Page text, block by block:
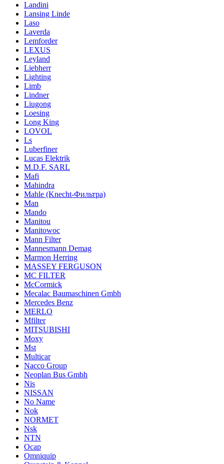
Landini
Lansing Linde
Laso
Laverda
Lemforder
LEXUS
Leyland
Liebherr
Lighting
Limb
Lindner
Liugong
Loesing
Long King
LOVOL
Ls
Luberfiner
Lucas Elektrik
M.D.F. SARL
Mafi
Mahindra
Mahle (Knecht-Фильтра)
Man
Mando
Manitou
Manitowoc
Mann Filter
Mannesmann Demag
Marmon Herring
MASSEY FERGUSON
MC FILTER
McCormick
Mecalac Baumaschinen Gmbh
Mercedes Benz
MERLO
Mfilter
MITSUBISHI
Moxy
Mst
Multicar
Nacco Group
Neoplan Bus Gmbh
Nis
NISSAN
No Name
Nok
NORMET
Nsk
NTN
Ocap
Omniquip